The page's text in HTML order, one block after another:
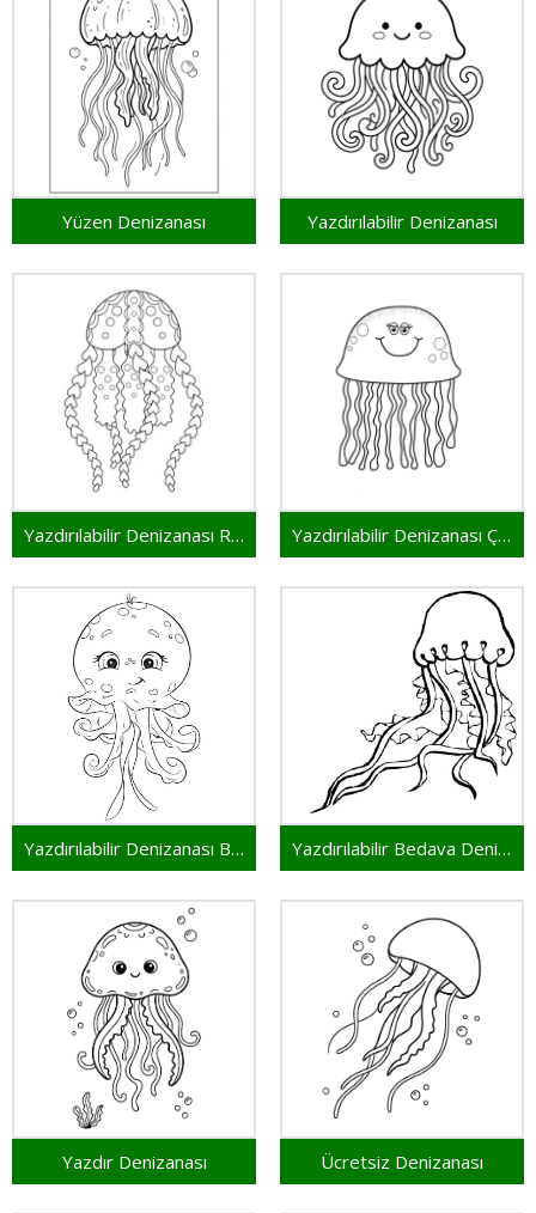
Yüzen Denizanası Yazdırılabilir Denizanası
Yazdırılabilir Denizanası Resim Yazdırılabilir Denizanası Çocuklar İçin
Yazdırılabilir Denizanası Bedava Yazdırılabilir Bedava Denizanası
Yazdır Denizanası Ücretsiz Denizanası